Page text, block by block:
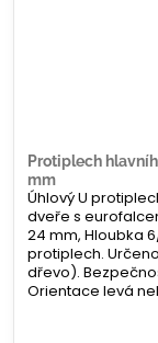
Protiplech
mm
Úhlový U
dveře s
24 mm, Hloubka
protiplech.
dřevo).
Orientace levá